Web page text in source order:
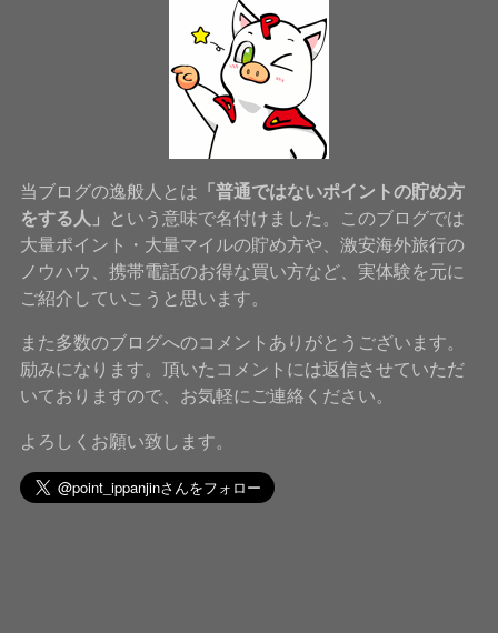
当ブログの逸般人とは 「普通ではないポイントの貯め方
をする人」
という意味で名付けました。このブログでは
大量ポイント・大量マイルの貯め方や、激安海外旅行の
ノウハウ、携帯電話のお得な買い方など、実体験を元に
ご紹介していこうと思います。
また多数のブログへのコメントありがとうございます。
励みになります。頂いたコメントには返信させていただ
いておりますので、お気軽にご連絡ください。
よろしくお願い致します。